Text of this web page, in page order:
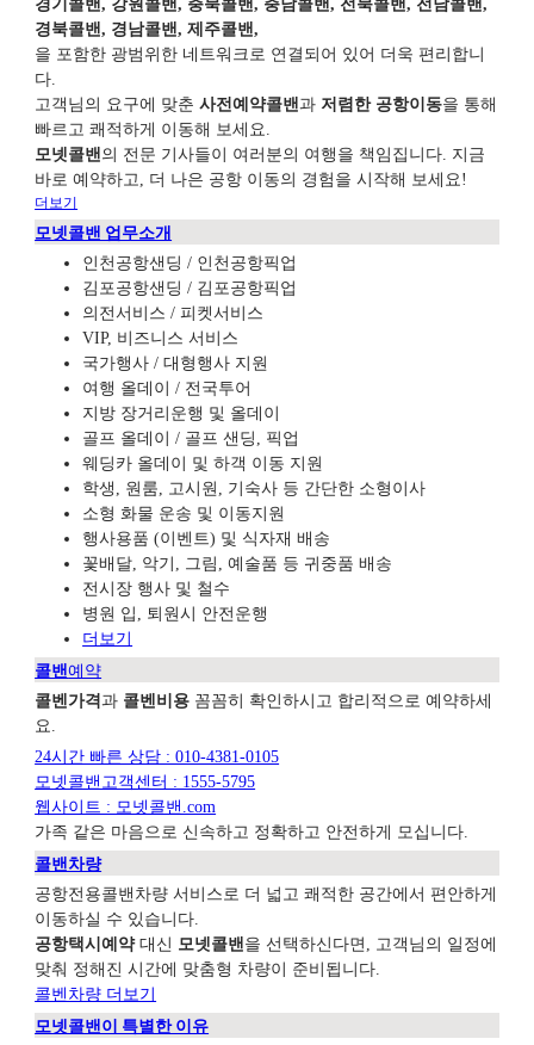
경기콜밴, 강원콜밴, 충북콜밴, 충남콜밴, 전북콜밴, 전남콜밴,
경북콜밴, 경남콜밴, 제주콜밴,
을 포함한 광범위한 네트워크로 연결되어 있어 더욱 편리합니
다.
고객님의 요구에 맞춘사전예약콜밴과 저렴한 공항이동을 통해
빠르고 쾌적하게 이동해 보세요.
모넷콜밴 의 전문 기사들이 여러분의 여행을 책임집니다. 지금
바로 예약하고, 더 나은 공항 이동의 경험을 시작해 보세요!
더보기
모넷콜밴 업무소개
인천공항샌딩 / 인천공항픽업
김포공항샌딩 / 김포공항픽업
의전서비스 / 피켓서비스
VIP, 비즈니스 서비스
국가행사 / 대형행사 지원
여행 올데이 / 전국투어
지방 장거리운행 및 올데이
골프 올데이 / 골프 샌딩, 픽업
웨딩카 올데이 및 하객 이동 지원
학생, 원룸, 고시원, 기숙사 등 간단한 소형이사
소형 화물 운송 및 이동지원
행사용품 (이벤트) 및 식자재 배송
꽃배달, 악기, 그림, 예술품 등 귀중품 배송
전시장 행사 및 철수
병원 입, 퇴원시 안전운행
더보기
콜밴예약
콜벤가격과 콜벤비용 꼼꼼히 확인하시고 합리적으로 예약하세
요.
24시간 빠른 상담 : 010-4381-0105
모넷콜밴고객센터 : 1555-5795
웹사이트 : 모넷콜밴.com
가족 같은 마음으로 신속하고 정확하고 안전하게 모십니다.
콜밴차량
공항전용콜밴차량 서비스로 더 넓고 쾌적한 공간에서 편안하게
이동하실 수 있습니다.
공항택시예약대신 모넷콜밴 을 선택하신다면, 고객님의 일정에
맞춰 정해진 시간에 맞춤형 차량이 준비됩니다.
콜벤차량 더보기
모넷콜밴이 특별한 이유